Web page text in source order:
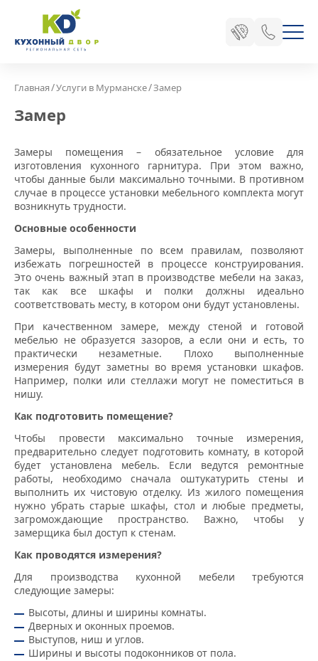
Главная/Услуги в Мурманске/Замер
Замер
Замеры помещения – обязательное условие для
изготовления кухонного гарнитура. При этом важно,
чтобы данные были максимально точными. В противном
случае в процессе установки мебельного комплекта могут
возникнуть трудности.
Основные особенности
Замеры, выполненные по всем правилам, позволяют
избежать погрешностей в процессе конструирования.
Это очень важный этап в производстве мебели на заказ,
так как все шкафы и полки должны идеально
соответствовать месту, в котором они будут установлены.
При качественном замере, между стеной и готовой
мебелью не образуется зазоров, а если они и есть, то
практически незаметные. Плохо выполненные
измерения будут заметны во время установки шкафов.
Например, полки или стеллажи могут не поместиться в
нишу.
Как подготовить помещение?
Чтобы провести максимально точные измерения,
предварительно следует подготовить комнату, в которой
будет установлена мебель. Если ведутся ремонтные
работы, необходимо сначала оштукатурить стены и
выполнить их чистовую отделку. Из жилого помещения
нужно убрать старые шкафы, стол и любые предметы,
загромождающие пространство. Важно, чтобы у
замерщика был доступ к стенам.
Как проводятся измерения?
Для производства кухонной мебели требуются
следующие замеры:
Высоты, длины и ширины комнаты.
Дверных и оконных проемов.
Выступов, ниш и углов.
Ширины и высоты подоконников от пола.